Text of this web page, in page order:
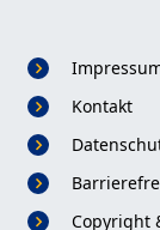
Fußzeile
Kontakt
Copyright